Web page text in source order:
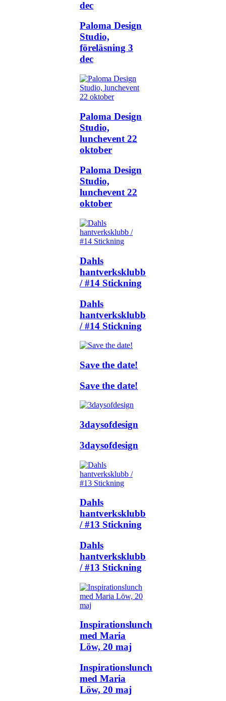
dec
Paloma Design
Studio,
föreläsning 3
dec
Paloma Design
Studio,
lunchevent 22
oktober
Paloma Design
Studio,
lunchevent 22
oktober
Dahls
hantverksklubb
/ #14 Stickning
Dahls
hantverksklubb
/ #14 Stickning
Save the date!
Save the date!
3daysofdesign
3daysofdesign
Dahls
hantverksklubb
/ #13 Stickning
Dahls
hantverksklubb
/ #13 Stickning
Inspirationslunch
med Maria
Löw, 20 maj
Inspirationslunch
med Maria
Löw, 20 maj